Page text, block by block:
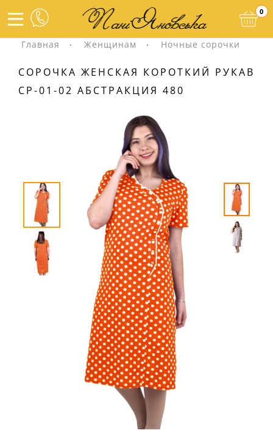
0
Главная Женщинам Ночные сорочки
СОРОЧКА ЖЕНСКАЯ КОРОТКИЙ РУКАВ
СР-01-02 АБСТРАКЦИЯ 480